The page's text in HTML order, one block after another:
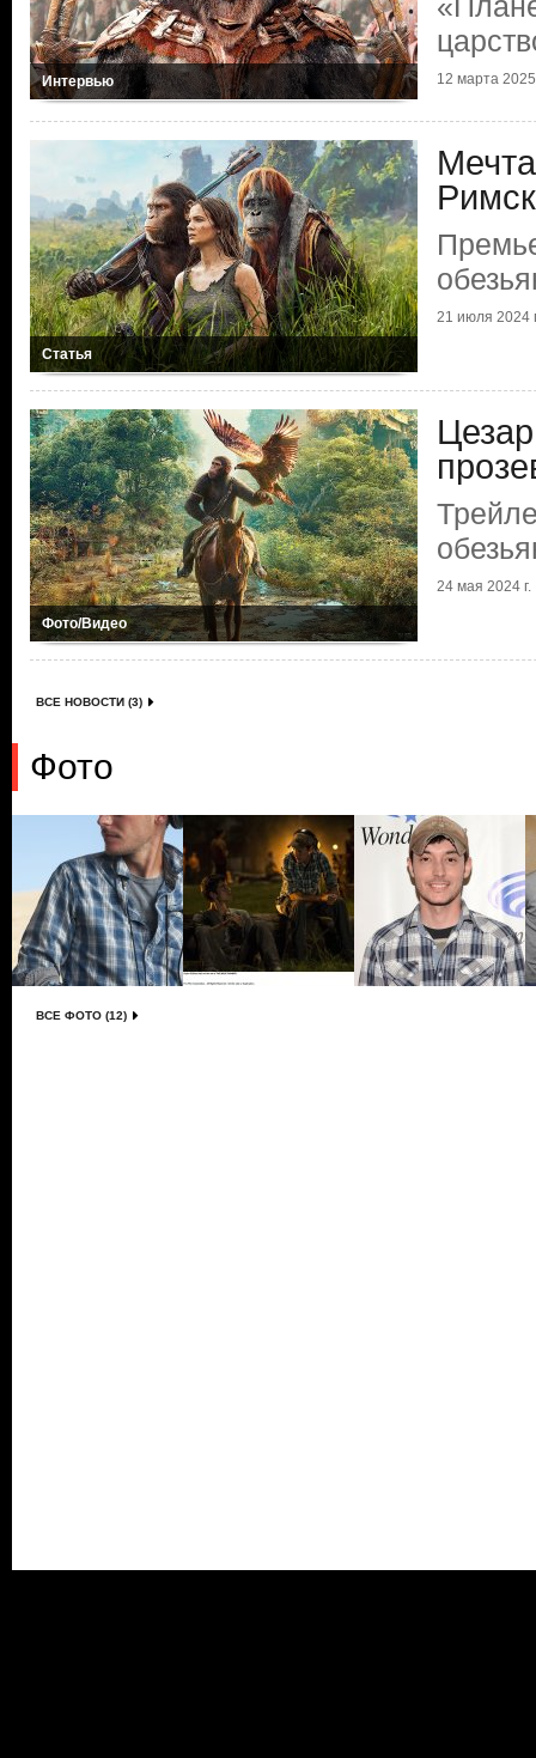
Интервью 12 марта 2025
Статья
21 июля 2024
Фото/Видео
24 мая 2024 г.
ВСЕ НОВОСТИ (3)
Фото
ВСЕ ФОТО (12)